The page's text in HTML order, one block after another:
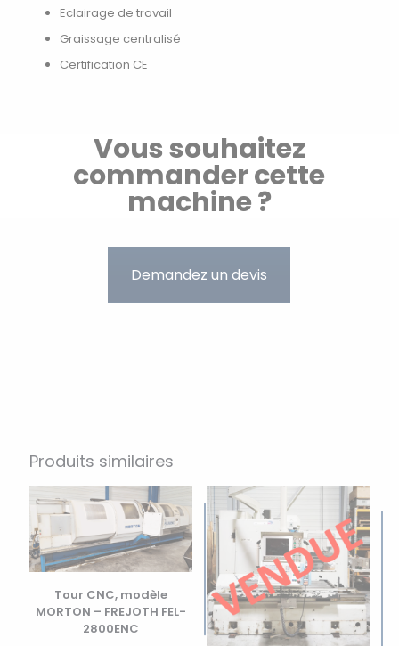
Eclairage de travail
Graissage centralisé
Certification CE
Vous souhaitez
commander cette
machine ?
Demandez un devis
Produits similaires
Tour CNC, modèle
MORTON – FREJOTH FEL-
2800ENC